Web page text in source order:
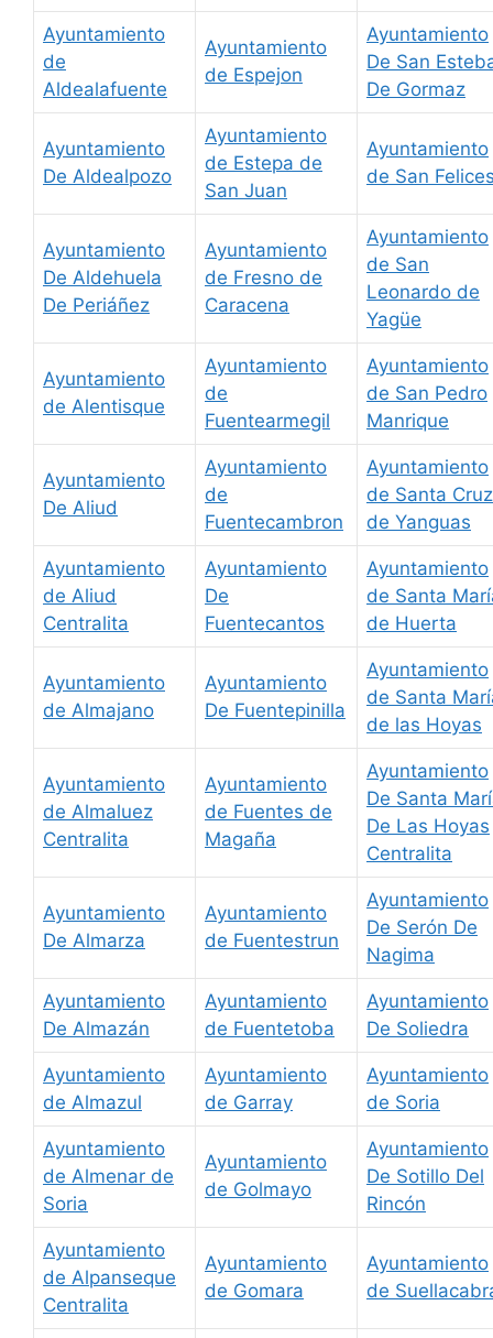
Ayuntamiento
de
Aldealafuente
Ayuntamiento
de Espejon
Ayuntamiento
De San
De Gormaz
Ayuntamiento
De Aldealpozo
Ayuntamiento
de Estepa de
San Juan
Ayuntamiento
de San
Ayuntamiento
De Aldehuela
De Periáñez
Ayuntamiento
de Fresno de
Caracena
Ayuntamiento
de San
Leonardo de
Yagüe
Ayuntamiento
de Alentisque
Ayuntamiento
de
Fuentearmegil
Ayuntamiento
de San Pedro
Manrique
Ayuntamiento
De Aliud
Ayuntamiento
de
Fuentecambron
Ayuntamiento
de Santa Cruz
de Yanguas
Ayuntamiento
de Aliud
Centralita
Ayuntamiento
De
Fuentecantos
Ayuntamiento
de Santa
de Huerta
Ayuntamiento
de Almajano
Ayuntamiento
De Fuentepinilla
Ayuntamiento
de Santa
de las Hoyas
Ayuntamiento
de Almaluez
Centralita
Ayuntamiento
de Fuentes de
Magaña
Ayuntamiento
De Santa
De Las Hoyas
Centralita
Ayuntamiento
De Almarza
Ayuntamiento
de Fuentestrun
Ayuntamiento
De Serón De
Nagima
Ayuntamiento
De Almazán
Ayuntamiento
de Fuentetoba
Ayuntamiento
De Soliedra
Ayuntamiento
de Almazul
Ayuntamiento
de Garray
Ayuntamiento
de Soria
Ayuntamiento
de Almenar de
Soria
Ayuntamiento
de Golmayo
Ayuntamiento
De Sotillo Del
Rincón
Ayuntamiento
de Alpanseque
Centralita
Ayuntamiento
de Gomara
Ayuntamiento
de